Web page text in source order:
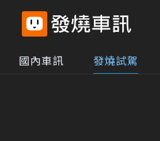
國內車訊 發燒試駕